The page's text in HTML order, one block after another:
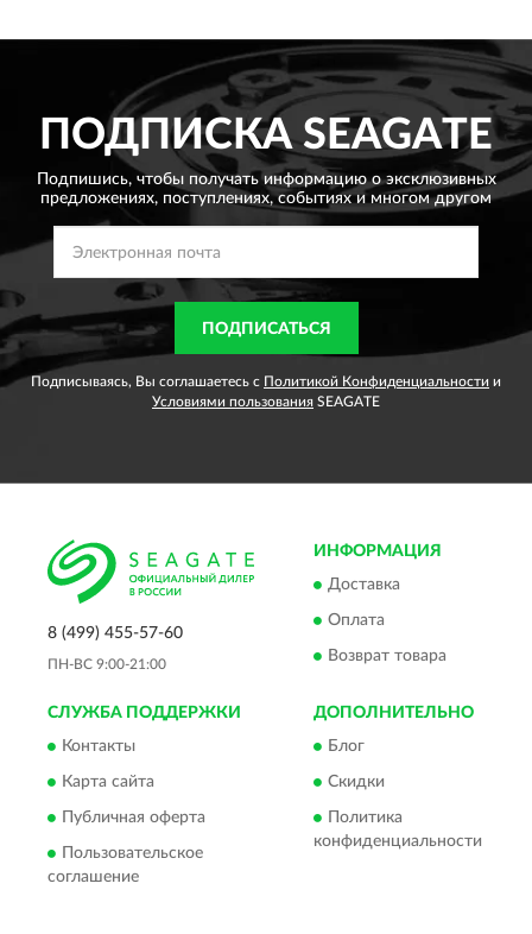
ПОДПИСКА SEAGATE
Подпишись, чтобы получать информацию о эксклюзивных
предложениях, поступлениях, событиях и многом другом
ПОДПИСАТЬСЯ
Подписываясь, Вы соглашаетесь с Политикой Конфиденциальности и
Условиями пользования SEAGATE
8 (499) 455-57-60
ПН-ВС 9:00-21:00
ИНФОРМАЦИЯ
Доставка
Оплата
Возврат товара
СЛУЖБА ПОДДЕРЖКИ
Контакты
Карта сайта
Публичная оферта
Пользовательское
соглашение
ДОПОЛНИТЕЛЬНО
Блог
Скидки
Политика
конфиденциальности